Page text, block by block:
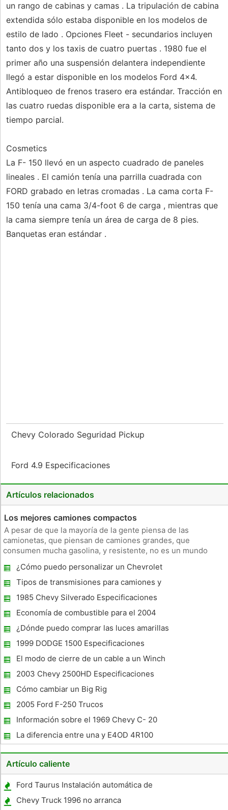
un rango de cabinas y camas . La tripulación de cabina
extendida sólo estaba disponible en los modelos de
estilo de lado . Opciones Fleet - secundarios incluyen
tanto dos y los taxis de cuatro puertas . 1980 fue el
primer año una suspensión delantera independiente
llegó a estar disponible en los modelos Ford 4x4.
Antibloqueo de frenos trasero era estándar. Tracción en
las cuatro ruedas disponible era a la carta, sistema de
tiempo parcial.
Cosmetics
La F- 150 llevó en un aspecto cuadrado de paneles
lineales . El camión tenía una parrilla cuadrada con
FORD grabado en letras cromadas . La cama corta F-
150 tenía una cama 3/4-foot 6 de carga , mientras que
la cama siempre tenía un área de carga de 8 pies.
Banquetas eran estándar .
Chevy Colorado Seguridad Pickup
Ford 4.9 Especificaciones
Artículos relacionados
Los mejores camiones compactos
A pesar de que la mayoría de la gente piensa de las
camionetas, que piensan de camiones grandes, que
consumen mucha gasolina, y resistente, no es un mundo
que recibe menos atención. Aunque más pequeño e incapaz
de grandes cargas de remolque y
¿Cómo puedo personalizar un Chevrolet
con doble carro?
Tipos de transmisiones para camiones y
sus diferencias
1985 Chevy Silverado Especificaciones
Economía de combustible para el 2004
Silverado SS
¿Dónde puedo comprar las luces amarillas
quitanieves?
1999 DODGE 1500 Especificaciones
El modo de cierre de un cable a un Winch
Carrete
2003 Chevy 2500HD Especificaciones
Cómo cambiar un Big Rig
2005 Ford F-250 Trucos
Información sobre el 1969 Chevy C- 20
La diferencia entre una y E4OD 4R100
Artículo caliente
Ford Taurus Instalación automática de
arranque
Chevy Truck 1996 no arranca